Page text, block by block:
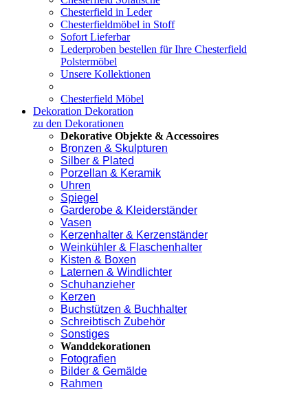
Chesterfield in Leder
Chesterfieldmöbel in Stoff
Sofort Lieferbar
Lederproben bestellen für Ihre Chesterfield
Polstermöbel
Unsere Kollektionen
Chesterfield Möbel
Dekoration Dekoration
zu den Dekorationen
Dekorative Objekte & Accessoires
Bronzen & Skulpturen
Silber & Plated
Porzellan & Keramik
Uhren
Spiegel
Garderobe & Kleiderständer
Vasen
Kerzenhalter & Kerzenständer
Weinkühler & Flaschenhalter
Kisten & Boxen
Laternen & Windlichter
Schuhanzieher
Kerzen
Buchstützen & Buchhalter
Schreibtisch Zubehör
Sonstiges
Wanddekorationen
Fotografien
Bilder & Gemälde
Rahmen